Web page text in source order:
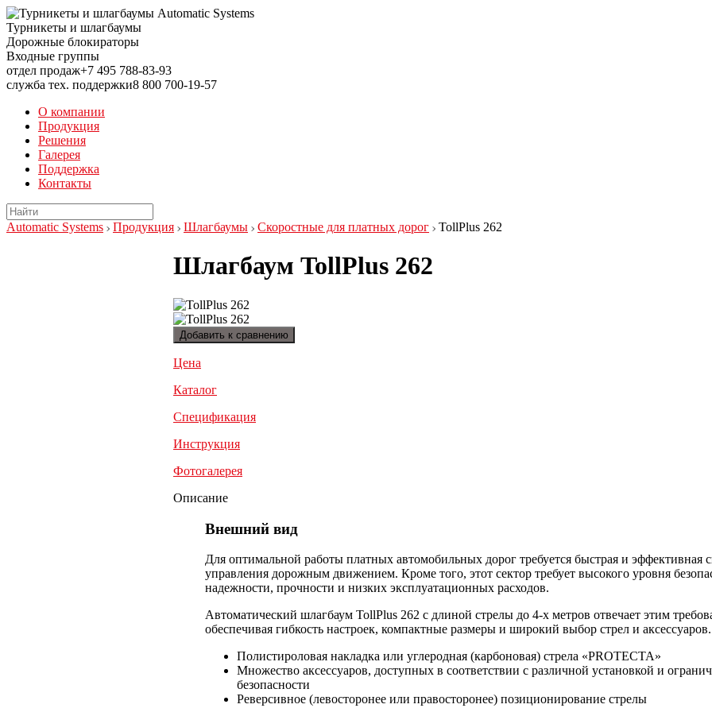
Турникеты и шлагбаумы
Дорожные блокираторы
Входные группы
отдел продаж+7 495 788-83-93
служба тех. поддержки8 800 700-19-57
О компании
Продукция
Решения
Галерея
Поддержка
Контакты
Automatic Systems Продукция Шлагбаумы Скоростные для платных дорог TollPlus 262
Шлагбаум TollPlus 262
Добавить к сравнению
Цена
Каталог
Спецификация
Инструкция
Фотогалерея
Описание
Внешний вид
Для оптимальной работы платных автомобильных дорог требуется быстрая и эффективная
управления дорожным движением. Кроме того, этот сектор требует высокого уровня
надежности, прочности и низких эксплуатационных расходов.
Автоматический шлагбаум TollPlus 262 с длиной стрелы до 4-х метров отвечает этим
обеспечивая гибкость настроек, компактные размеры и широкий выбор стрел и аксессуаров.
Полистироловая накладка или углеродная (карбоновая) стрела «PROTECTA»
Множество аксессуаров, доступных в соответствии с различной установкой и
безопасности
Реверсивное (левосторонее или правосторонее) позиционирование стрелы